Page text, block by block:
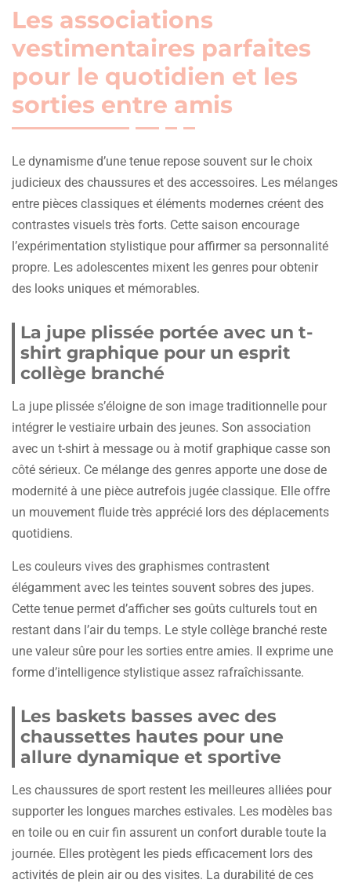
Les associations
vestimentaires parfaites
pour le quotidien et les
sorties entre amis
Le dynamisme d’une tenue repose souvent sur le choix
judicieux des chaussures et des accessoires. Les mélanges
entre pièces classiques et éléments modernes créent des
contrastes visuels très forts. Cette saison encourage
l’expérimentation stylistique pour affirmer sa personnalité
propre. Les adolescentes mixent les genres pour obtenir
des looks uniques et mémorables.
La jupe plissée portée avec un t-
shirt graphique pour un esprit
collège branché
La jupe plissée s’éloigne de son image traditionnelle pour
intégrer le vestiaire urbain des jeunes. Son association
avec un t-shirt à message ou à motif graphique casse son
côté sérieux. Ce mélange des genres apporte une dose de
modernité à une pièce autrefois jugée classique. Elle offre
un mouvement fluide très apprécié lors des déplacements
quotidiens.
Les couleurs vives des graphismes contrastent
élégamment avec les teintes souvent sobres des jupes.
Cette tenue permet d’afficher ses goûts culturels tout en
restant dans l’air du temps. Le style collège branché reste
une valeur sûre pour les sorties entre amies. Il exprime une
forme d’intelligence stylistique assez rafraîchissante.
Les baskets basses avec des
chaussettes hautes pour une
allure dynamique et sportive
Les chaussures de sport restent les meilleures alliées pour
supporter les longues marches estivales. Les modèles bas
en toile ou en cuir fin assurent un confort durable toute la
journée. Elles protègent les pieds efficacement lors des
activités de plein air ou des visites. La durabilité de ces